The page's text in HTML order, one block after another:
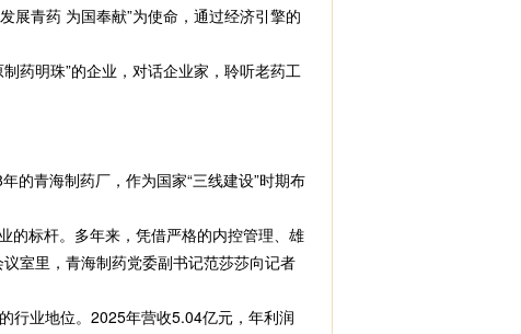
青药 为国奉献”为使命，通过经济引擎的
药明珠”的企业，对话企业家，聆听老药工
青海制药厂，作为国家“三线建设”时期布
标杆。多年来，凭借严格的内控管理、雄
室里，青海制药党委副书记范莎莎向记者
业地位。2025年营收5.04亿元，年利润